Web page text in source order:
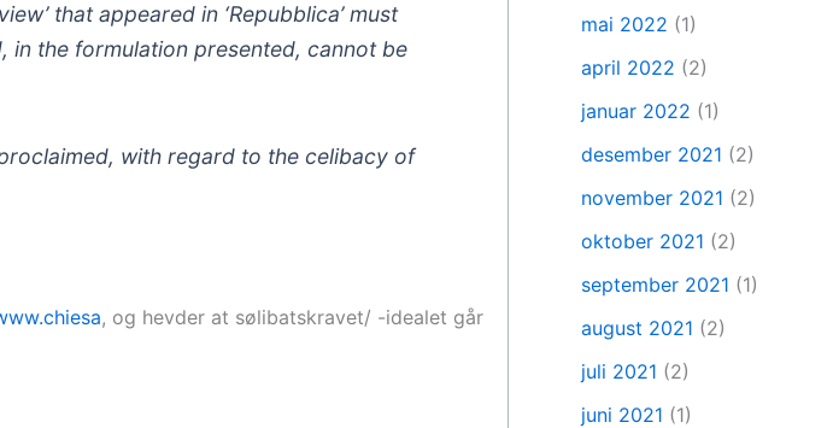
that appeared in ‘Repubblica’ must
the formulation presented, cannot be
with regard to the celibacy of
, og hevder at sølibatskravet/ -idealet går
mai 2022 (1)
april 2022 (2)
januar 2022 (1)
desember 2021 (2)
november 2021 (2)
oktober 2021 (2)
september 2021 (1)
august 2021 (2)
juli 2021 (2)
juni 2021 (1)